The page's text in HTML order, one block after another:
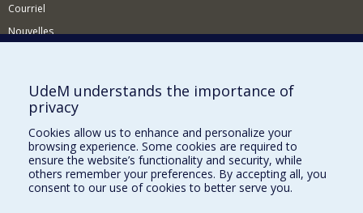
Courriel
Nouvelles
Comment soutenir le Département?
BESOIN D'AIDE?
Plan du site
Signaler une erreur
Accessibilité
UdeM understands the importance of
privacy
Cookies allow us to enhance and personalize your
browsing experience. Some cookies are required to
ensure the website’s functionality and security, while
others remember your preferences. By accepting all, you
consent to our use of cookies to better serve you.